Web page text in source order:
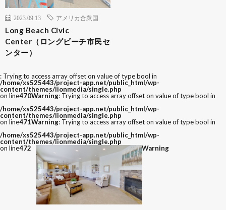
2023.09.13 アメリカ合衆国
Long Beach Civic
Center（ロングビーチ市民セ
ンター）
: Trying to access array offset on value of type bool in
/home/xs525443/project-app.net/public_html/wp-
content/themes/lionmedia/single.php
on line470Warning: Trying to access array offset on value of type bool in
/home/xs525443/project-app.net/public_html/wp-
content/themes/lionmedia/single.php
on line471Warning: Trying to access array offset on value of type bool in
/home/xs525443/project-app.net/public_html/wp-
content/themes/lionmedia/single.php
on line472 Warning